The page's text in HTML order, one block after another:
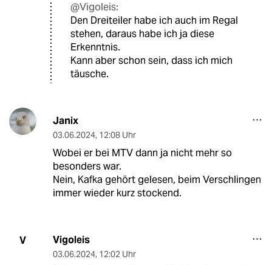
@Vigoleis:
Den Dreiteiler habe ich auch im Regal
stehen, daraus habe ich ja diese
Erkenntnis.
Kann aber schon sein, dass ich mich
täusche.
Janix
03.06.2024, 12:08 Uhr
Wobei er bei MTV dann ja nicht mehr so
besonders war.
Nein, Kafka gehört gelesen, beim Verschlingen
immer wieder kurz stockend.
V Vigoleis
03.06.2024, 12:02 Uhr